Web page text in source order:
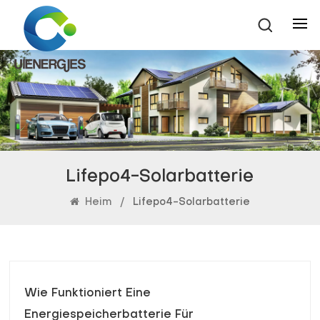
Lifepo4-Solarbatterie
Heim / Lifepo4-Solarbatterie
Wie Funktioniert Eine
Energiespeicherbatterie Für